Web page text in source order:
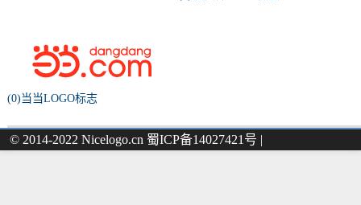
(0)当当LOGO标志
© 2014-2022 Nicelogo.cn 蜀ICP备14027421号 |